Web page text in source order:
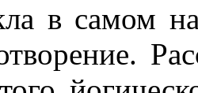
в самом